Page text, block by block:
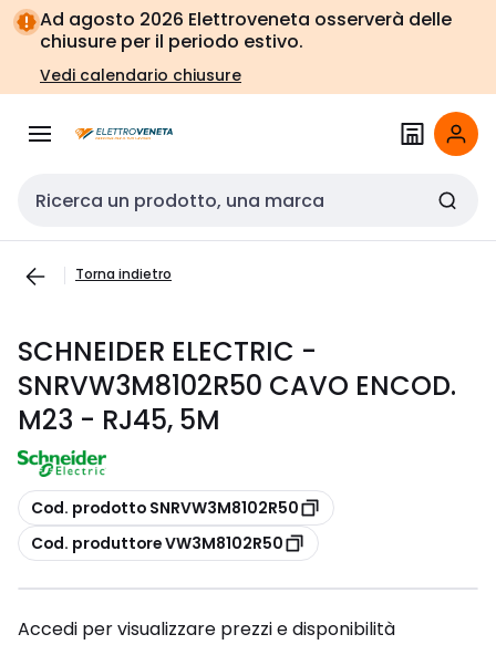
Vai alla
navigazione
Vai
alla
pagina
Ad agosto 2026 Elettroveneta osserverà delle
chiusure per il periodo estivo.
Vedi calendario chiusure
Cerca input
Torna indietro
SCHNEIDER ELECTRIC -
SNRVW3M8102R50 CAVO ENCOD.
M23 - RJ45, 5M
copia
Cod. prodotto SNRVW3M8102R50
copia
Cod. produttore VW3M8102R50
Accedi per visualizzare prezzi e disponibilità